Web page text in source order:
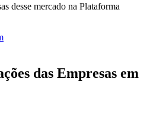
desse mercado na Plataforma
das Empresas em